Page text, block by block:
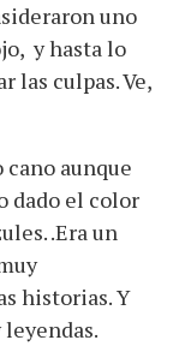
uno
y hasta lo
las culpas. Ve,
aunque
dado el color
.Era un
historias. Y